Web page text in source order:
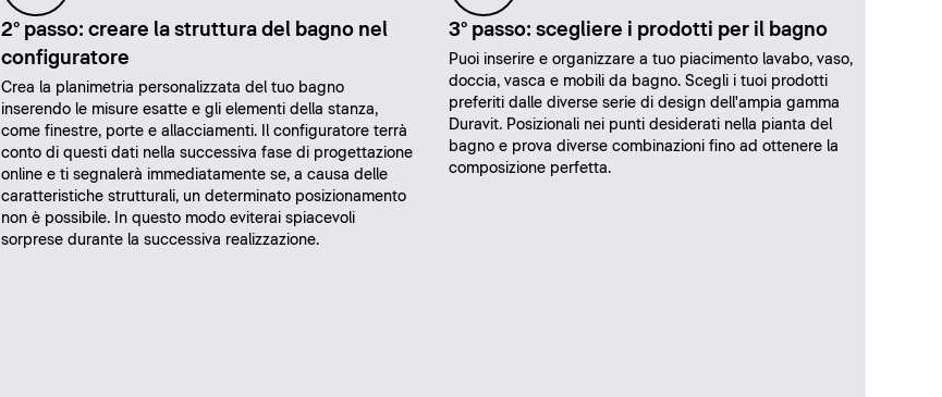
2° passo: creare la struttura del bagno nel
configuratore
Crea la planimetria personalizzata del tuo bagno
inserendo le misure esatte e gli elementi della stanza,
come finestre, porte e allacciamenti. Il configuratore terrà
conto di questi dati nella successiva fase di progettazione
online e ti segnalerà immediatamente se, a causa delle
caratteristiche strutturali, un determinato posizionamento
non è possibile. In questo modo eviterai spiacevoli
sorprese durante la successiva realizzazione.
3° passo: scegliere i prodotti per il bagno
Puoi inserire e organizzare a tuo piacimento lavabo, vaso,
doccia, vasca e mobili da bagno. Scegli i tuoi prodotti
preferiti dalle diverse serie di design dell'ampia gamma
Duravit. Posizionali nei punti desiderati nella pianta del
bagno e prova diverse combinazioni fino ad ottenere la
composizione perfetta.